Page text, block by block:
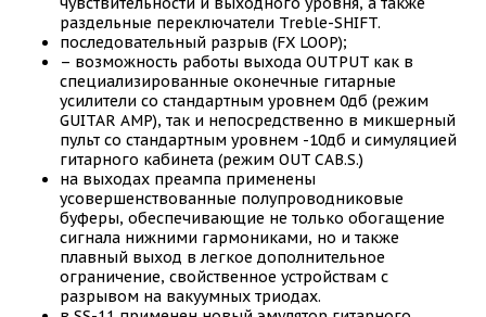
раздельные переключатели Treble-SHIFT.
последовательный разрыв (FX LOOP);
– возможность работы выхода OUTPUT как в
специализированные оконечные гитарные
усилители со стандартным уровнем 0дб (режим
GUITAR AMP), так и непосредственно в микшерный
пульт со стандартным уровнем -10дб и симуляцией
гитарного кабинета (режим OUT CAB.S.)
на выходах преампа применены
усовершенствованные полупроводниковые
буферы, обеспечивающие не только обогащение
сигнала нижними гармониками, но и также
плавный выход в легкое дополнительное
ограничение, свойственное устройствам с
разрывом на вакуумных триодах.